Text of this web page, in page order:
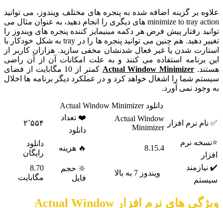
علاوه بر گزینه اضافه شده به پنجره های مختلف ویندوز، می توانید
minimize to tray action های دیگری را انجام دهید، به عنوان مثال می
توانید رفتار پیش فرض هر دکمه مینیمایز کننده پنجره های ویندوز را
تغییر دهید. هم چنین می توانید پنجره ها را در tray به شکل خودکار با
استارت شدن یا غیر فعال شدنشان مخفی سازید. هزاران کاربر از
این برنامه استفاده می کنند و به علت امکانات آن از آن راضی
هستند. Actual Window Minimizer
کمتر از 10 مگابایت از فضای
سیستم شما را اشغال خواهد کرد و در عملکرد دیگر برنامه ها اخلال
به وجود نمی آورد.
دانلود Actual Window Minimizer
✅ نام نرم افزار
Actual Window
Minimizer
❤️ تعداد
دانلود
۲٬۵۵۴
⭐نسخه نرم
افزار
8.15.4 🔥 هزینه
دانلود
رایگان
✔️ نیازمند
سیستم
ویندوز 7 به بالا
🔆 حجم
فایل
8.70
مگابایت
ویژگی های نرم افزار Actual Window